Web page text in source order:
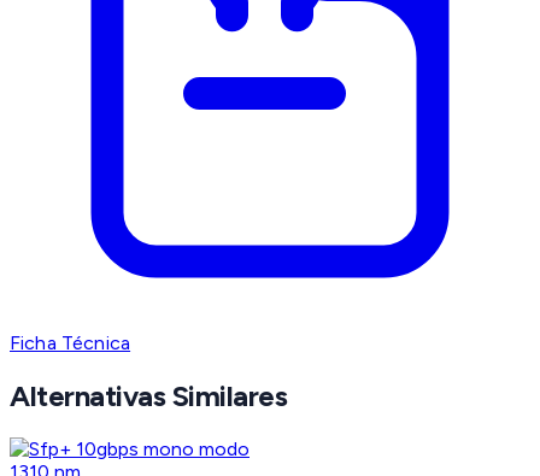
Ficha Técnica
Alternativas Similares